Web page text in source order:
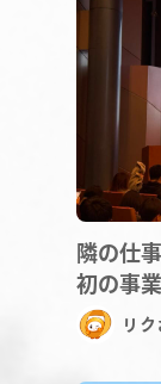
隣の仕
初の事
リク